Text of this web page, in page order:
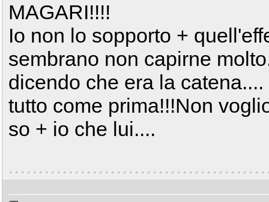
MAGARI!!!!
Io non lo sopporto +
sembrano non capirne
dicendo che era la
tutto come prima!!!Non
so + io che lui....